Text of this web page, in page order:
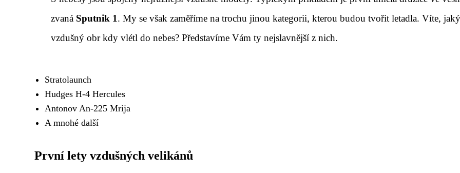
zvaná Sputnik 1. My se však zaměříme na trochu jinou kategorii, kterou budou tvořit letadla. Víte, jaký
vzdušný obr kdy vlétl do nebes? Představíme Vám ty nejslavnější z nich.
Stratolaunch
Hudges H-4 Hercules
Antonov An-225 Mrija
A mnohé další
První lety vzdušných velikánů